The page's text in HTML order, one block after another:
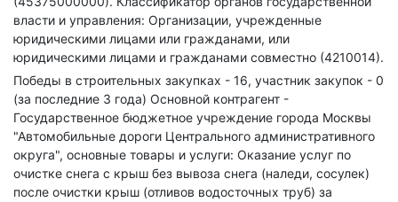
власти и управления: Организации, учрежденные
юридическими лицами или гражданами, или
юридическими лицами и гражданами совместно (4210014).
Победы в строительных закупках - 16, участник закупок - 0
(за последние 3 года) Основной контрагент -
Государственное бюджетное учреждение города Москвы
"Автомобильные дороги Центрального административного
округа", основные товары и услуги: Оказание услуг по
очистке снега с крыш без вывоза снега (наледи, сосулек)
после очистки крыш (отливов водосточных труб) за